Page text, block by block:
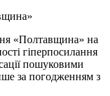
«Полтавщина» на
гіперпосилання
пошуковими
за погодженням з